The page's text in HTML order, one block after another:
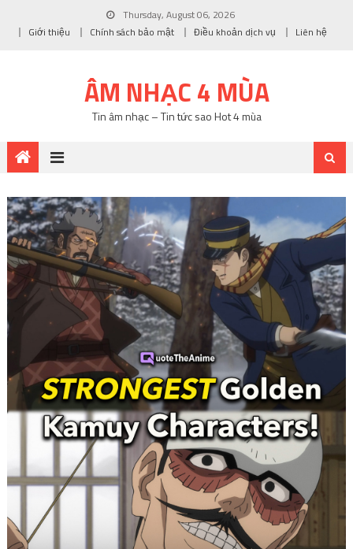
Thursday, August 06, 2026
Giới thiệu
Chính sách bảo mật Điều khoản dịch vụ Liên hệ
ÂM NHẠC 4 MÙA
Tin âm nhạc – Tin tức sao Hot 4 mùa